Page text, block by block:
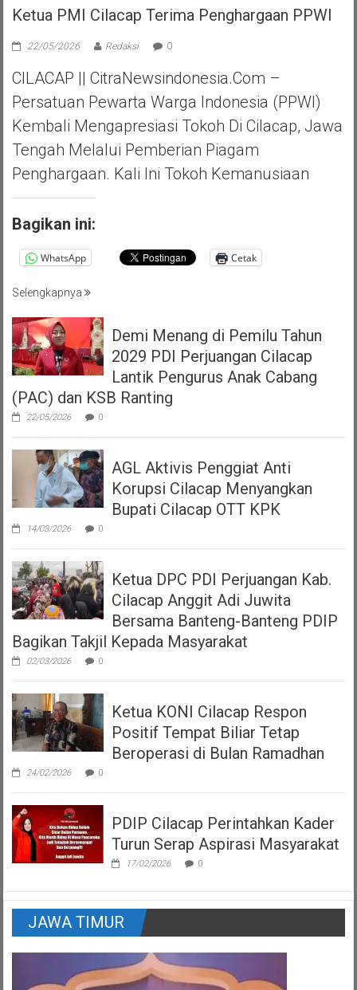
Ketua PMI Cilacap Terima Penghargaan PPWI
22/05/2026 Redaksi 0
CILACAP || CitraNewsindonesia.com –
Persatuan Pewarta Warga Indonesia (PPWI)
Kembali Mengapresiasi Tokoh Di Cilacap, Jawa
Tengah Melalui Pemberian Piagam
Penghargaan. Kali Ini Tokoh Kemanusiaan
Bagikan ini:
WhatsApp Cetak
Selengkapnya
Demi Menang di Pemilu Tahun
2029 PDI Perjuangan Cilacap
Lantik Pengurus Anak Cabang
(PAC) dan KSB Ranting
22/05/2026 0
AGL Aktivis Penggiat Anti
Korupsi Cilacap Menyangkan
Bupati Cilacap OTT KPK
14/03/2026 0
Ketua DPC PDI Perjuangan Kab.
Cilacap Anggit Adi Juwita
Bersama Banteng-Banteng PDIP
Bagikan Takjil Kepada Masyarakat
02/03/2026 0
Ketua KONI Cilacap Respon
Positif Tempat Biliar Tetap
Beroperasi di Bulan Ramadhan
24/02/2026 0
PDIP Cilacap Perintahkan Kader
Turun Serap Aspirasi Masyarakat
17/02/2026 0
JAWA TIMUR